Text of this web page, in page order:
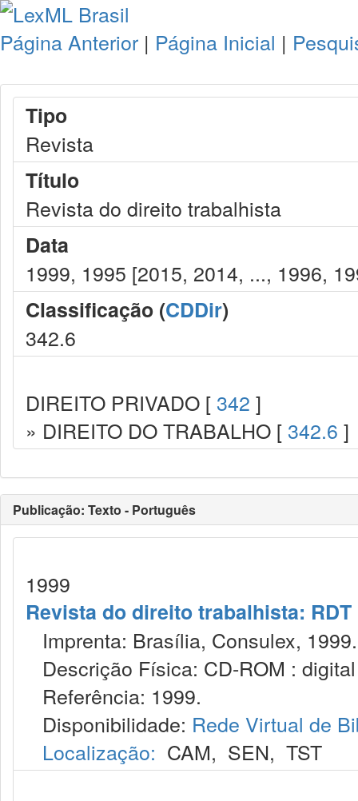
Página Anterior | Página Inicial |
Tipo
Revista
Título
Revista do direito trabalhista
Data
1999, 1995 [2015, 2014, ..., 1996,
Classificação (CDDir)
342.6
DIREITO PRIVADO [ 342 ]
» DIREITO DO TRABALHO [ 342.6 ]
Publicação: Texto - Português
1999
Revista do direito trabalhista: RDT
Imprenta: Brasília, Consulex, 1999.
Descrição Física: CD-ROM :
Referência: 1999.
Disponibilidade: Rede Virtual de
Localização: CAM, SEN, TST